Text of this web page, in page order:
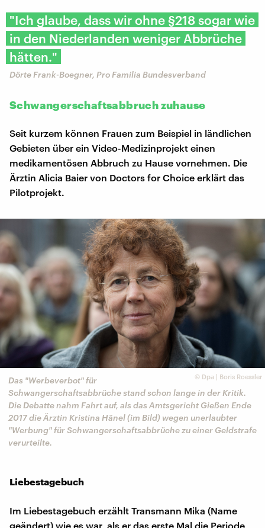
"Ich glaube, dass wir ohne §218 sogar wie
in den Niederlanden weniger Abbrüche
hätten."
Dörte Frank-Boegner, Pro Familia Bundesverband
Schwangerschaftsabbruch zuhause
Seit kurzem können Frauen zum Beispiel in ländlichen
Gebieten über ein Video-Medizinprojekt einen
medikamentösen Abbruch zu Hause vornehmen. Die
Ärztin Alicia Baier von Doctors for Choice erklärt das
Pilotprojekt.
© Dpa | Boris Roessler
Das "Werbeverbot" für
Schwangerschaftsabbrüche stand schon lange in der Kritik.
Die Debatte nahm Fahrt auf, als das Amtsgericht Gießen Ende
2017 die Ärztin Kristina Hänel (im Bild) wegen unerlaubter
"Werbung" für Schwangerschaftsabbrüche zu einer Geldstrafe
verurteilte.
Liebestagebuch
Im Liebestagebuch erzählt Transmann Mika (Name
geändert) wie es war, als er das erste Mal die Periode